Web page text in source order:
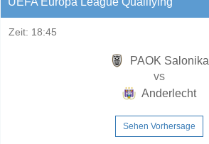
Zeit: 18:45
PAOK Salonika
vs
Anderlecht
Sehen Vorhersage